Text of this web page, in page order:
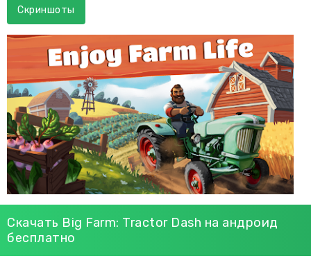
Скриншоты
Скачать Big Farm: Tractor Dash на андроид
бесплатно